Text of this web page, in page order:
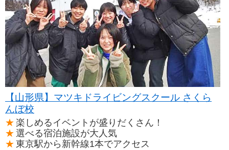
【山形県】マツキドライビングスクール さくら
んぼ校
楽しめるイベントが盛りだくさん！
選べる宿泊施設が大人気
東京駅から新幹線1本でアクセス